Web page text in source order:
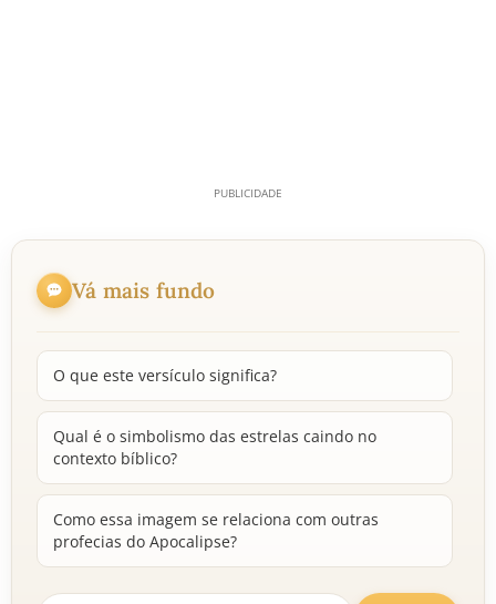
Vá mais fundo
O que este versículo significa?
Qual é o simbolismo das estrelas caindo no
contexto bíblico?
Como essa imagem se relaciona com outras
profecias do Apocalipse?